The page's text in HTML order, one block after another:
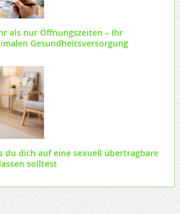
als nur Öffnungszeiten – Ihr
Gesundheitsversorgung
du dich auf eine sexuell übertragbare
solltest